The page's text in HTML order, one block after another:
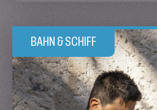
BAHN & SCHIFF